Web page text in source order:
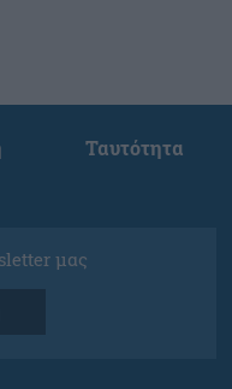
Ταυτότητα
μας